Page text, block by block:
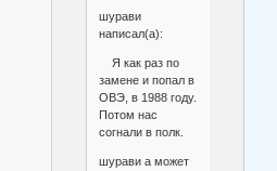
шурави
написал(а):
Я как раз по
замене и попал в
ОВЭ, в 1988 году.
Потом нас
согнали в полк.
шурави а может